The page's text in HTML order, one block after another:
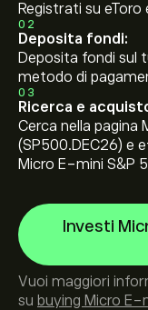
Registrati su
02
Deposita fondi:
Deposita fondi sul
metodo di
03
Ricerca e
Cerca nella pagina
(SP500.DEC26) e
Micro E-mini S&P
Investi
Vuoi maggiori
su buying Micro E-